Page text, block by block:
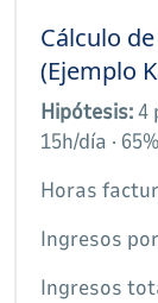
Cálculo
(Ejemplo
Hipótesis:4
15h/día ·
Horas
Ingresos
Ingresos